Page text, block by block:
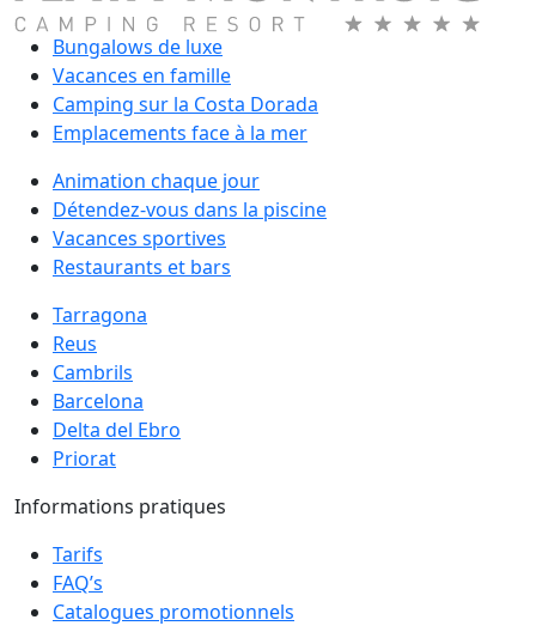
Bungalows de luxe
Vacances en famille
Camping sur la Costa Dorada
Emplacements face à la mer
Animation chaque jour
Détendez-vous dans la piscine
Vacances sportives
Restaurants et bars
Tarragona
Reus
Cambrils
Barcelona
Delta del Ebro
Priorat
Informations pratiques
Tarifs
FAQ’s
Catalogues promotionnels